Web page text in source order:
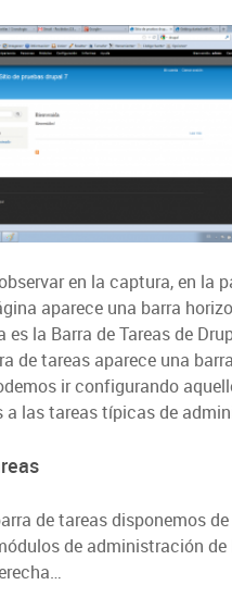
en la captura, en la
aparece una barra
es la Barra de Tareas de
de tareas aparece una
ir configurando
a las tareas típicas de
de tareas disponemos
de administración de